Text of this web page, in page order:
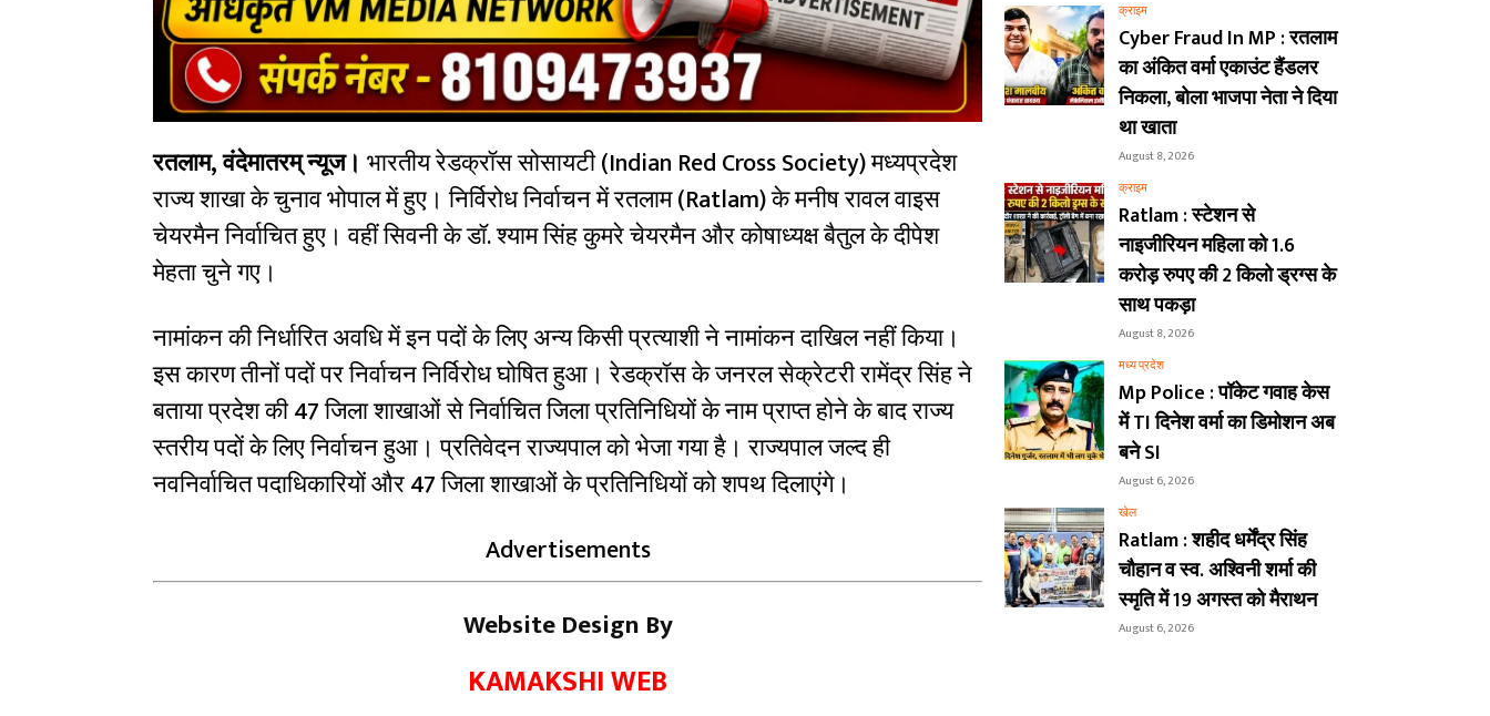
रतलाम, वंदेमातरम् न्यूज। भारतीय रेडक्रॉस सोसायटी (Indian Red Cross Society) मध्यप्रदेश
राज्य शाखा के चुनाव भोपाल में हुए। निर्विरोध निर्वाचन में रतलाम (Ratlam) के मनीष रावल वाइस
चेयरमैन निर्वाचित हुए। वहीं सिवनी के डॉ. श्याम सिंह कुमरे चेयरमैन और कोषाध्यक्ष बैतुल के दीपेश
मेहता चुने गए।
नामांकन की निर्धारित अवधि में इन पदों के लिए अन्य किसी प्रत्याशी ने नामांकन दाखिल नहीं किया।
इस कारण तीनों पदों पर निर्वाचन निर्विरोध घोषित हुआ। रेडक्रॉस के जनरल सेक्रेटरी रामेंद्र सिंह ने
बताया प्रदेश की 47 जिला शाखाओं से निर्वाचित जिला प्रतिनिधियों के नाम प्राप्त होने के बाद राज्य
स्तरीय पदों के लिए निर्वाचन हुआ। प्रतिवेदन राज्यपाल को भेजा गया है। राज्यपाल जल्द ही
नवनिर्वाचित पदाधिकारियों और 47 जिला शाखाओं के प्रतिनिधियों को शपथ दिलाएंगे।
Advertisements
Website Design By
KAMAKSHI WEB
क्राइम
Cyber Fraud In MP : रतलाम
का अंकित वर्मा एकाउंट हैंडलर
निकला, बोला भाजपा नेता ने दिया
था खाता
August 8, 2026
क्राइम
Ratlam : स्टेशन से
नाइजीरियन महिला को 1.6
करोड़ रुपए की 2 किलो ड्रग्स के
साथ पकड़ा
August 8, 2026
मध्य प्रदेश
Mp Police : पॉकेट गवाह केस
में TI दिनेश वर्मा का डिमोशन अब
बने SI
August 6, 2026
खेल
Ratlam : शहीद धर्मेंद्र सिंह
चौहान व स्व. अश्विनी शर्मा की
स्मृति में 19 अगस्त को मैराथन
August 6, 2026